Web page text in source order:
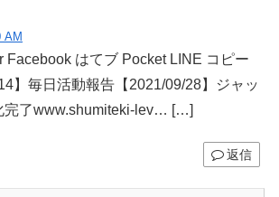
AM
Facebook はてブ Pocket LINE コピー
】毎日活動報告【2021/09/28】ジャッ
完了www.shumiteki-lev… […]
返信